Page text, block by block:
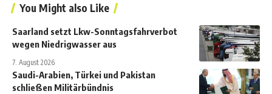
You Might also Like
Saarland setzt Lkw-Sonntagsfahrverbot
wegen Niedrigwasser aus
7. August 2026
Saudi-Arabien, Türkei und Pakistan
schließen Militärbündnis